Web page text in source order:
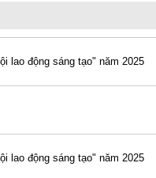
lao động sáng tạo" năm 2025
lao động sáng tạo" năm 2025
Lễ phát động